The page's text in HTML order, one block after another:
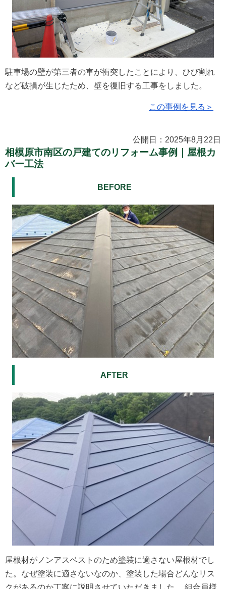
駐車場の壁が第三者の車が衝突したことにより、ひび割れ
など破損が生じたため、壁を復旧する工事をしました。
この事例を見る＞
公開日：2025年8月22日
相模原市南区の戸建てのリフォーム事例｜屋根カ
バー工法
BEFORE
AFTER
屋根材がノンアスベストのため塗装に適さない屋根材でし
た。なぜ塗装に適さないなのか、塗装した場合どんなリス
クがあるのか丁寧に説明させていただきました。 組合員様